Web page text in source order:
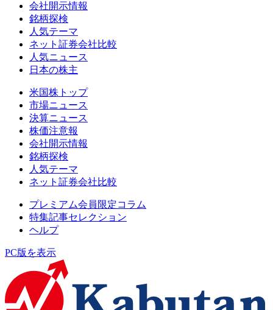
会社開示情報
銘柄探検
人気テーマ
ネット証券会社比較
人気ニュース
日本の株主
米国株トップ
市場ニュース
決算ニュース
株価注意報
会社開示情報
銘柄探検
人気テーマ
ネット証券会社比較
プレミアム会員限定コラム
特集記事セレクション
ヘルプ
PC版を表示